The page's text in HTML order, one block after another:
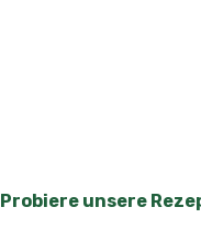
Probiere unsere